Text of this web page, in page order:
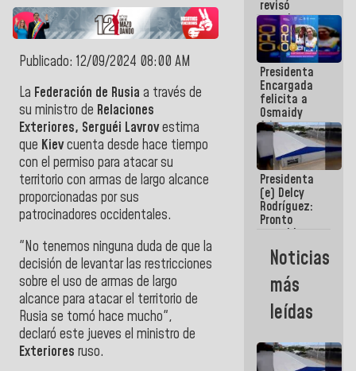
Publicado: 12/09/2024 08:00 AM
La Federación de Rusia a través de
su ministro de Relaciones
Exteriores, Serguéi Lavrovestima
que Kievcuenta desde hace tiempo
con el permiso para atacar su
territorio con armas de largo alcance
proporcionadas por sus
patrocinadores occidentales.
"No tenemos ninguna duda de que la
decisión de levantar las restricciones
sobre el uso de armas de largo
alcance para atacar el territorio de
Rusia se tomó hace mucho",
declaró este jueves el ministro de
Exteriores ruso.
revisó
agenda
económica y
ejecución de
fondos de
emergencia
post-sismos
Presidenta
Encargada
felicita a
Osmaidy
Arias y
Giraly
Marcano por
hacer
historia en
los
Centroamericanos
Presidenta
(e) Delcy
Rodríguez:
Pronto
restableceremos
las
operaciones
Aeropuerto
Internacional
de
Noticias
más
leídas